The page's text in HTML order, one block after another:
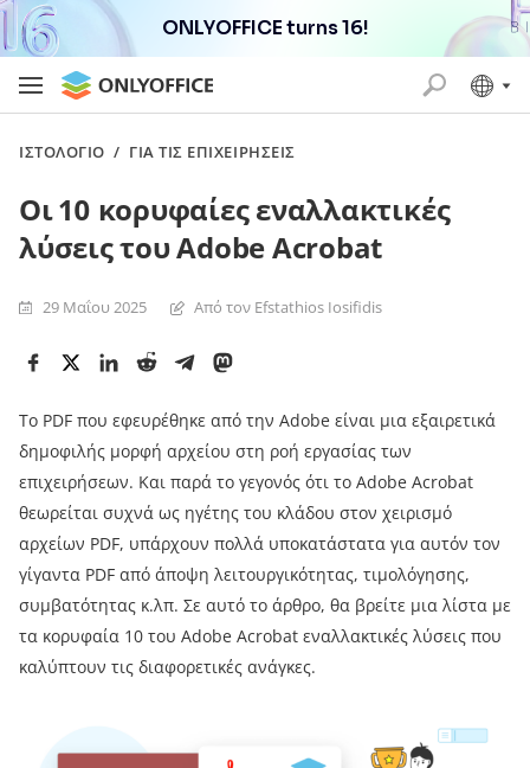
ONLYOFFICE turns 16!
ΙΣΤΟΛΌΓΙΟ / ΓΙΑ ΤΙΣ ΕΠΙΧΕΙΡΉΣΕΙΣ
Οι 10 κορυφαίες εναλλακτικές
λύσεις του Adobe Acrobat
29 Μαΐου 2025 Από τον Efstathios Iosifidis
Το PDF που εφευρέθηκε από την Adobe είναι μια εξαιρετικά
δημοφιλής μορφή αρχείου στη ροή εργασίας των
επιχειρήσεων. Και παρά το γεγονός ότι το Adobe Acrobat
θεωρείται συχνά ως ηγέτης του κλάδου στον χειρισμό
αρχείων PDF, υπάρχουν πολλά υποκατάστατα για αυτόν τον
γίγαντα PDF από άποψη λειτουργικότητας, τιμολόγησης,
συμβατότητας κ.λπ. Σε αυτό το άρθρο, θα βρείτε μια λίστα με
τα κορυφαία 10 του Adobe Acrobat εναλλακτικές λύσεις που
καλύπτουν τις διαφορετικές ανάγκες.